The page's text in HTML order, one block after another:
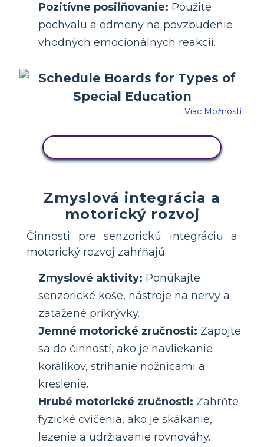
Pozitívne posilňovanie: Použite
pochvalu a odmeny na povzbudenie
vhodných emocionálnych reakcií.
Viac Možností
Zmyslová integrácia a
motorický rozvoj
Činnosti pre senzorickú integráciu a
motorický rozvoj zahŕňajú:
Zmyslové aktivity: Ponúkajte
senzorické koše, nástroje na nervy a
zaťažené prikrývky.
Jemné motorické zručnosti: Zapojte
sa do činností, ako je navliekanie
korálikov, strihanie nožnicami a
kreslenie.
Hrubé motorické zručnosti: Zahrňte
fyzické cvičenia, ako je skákanie,
lezenie a udržiavanie rovnováhy.